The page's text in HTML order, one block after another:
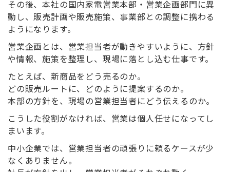
その後、本社の国内家電営業本部・営業企画部門に異
動し、販売計画や販売施策、事業部との調整に携わる
ようになります。
営業企画とは、営業担当者が動きやすいように、方針
や情報、施策を整理し、現場に落とし込む仕事です。
たとえば、新商品をどう売るのか。
どの販売ルートに、どのように提案するのか。
本部の方針を、現場の営業担当者にどう伝えるのか。
こうした役割がなければ、営業は個人任せになってし
まいます。
中小企業では、営業担当者の頑張りに頼るケースが少
なくありません。